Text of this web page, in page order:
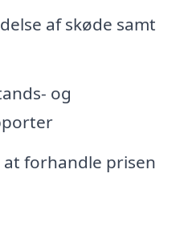
af skøde samt
og
forhandle prisen